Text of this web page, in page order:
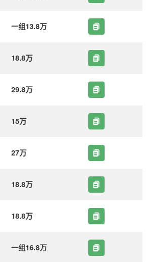
一组13.8万
18.8万
29.8万
15万
27万
18.8万
18.8万
一组16.8万